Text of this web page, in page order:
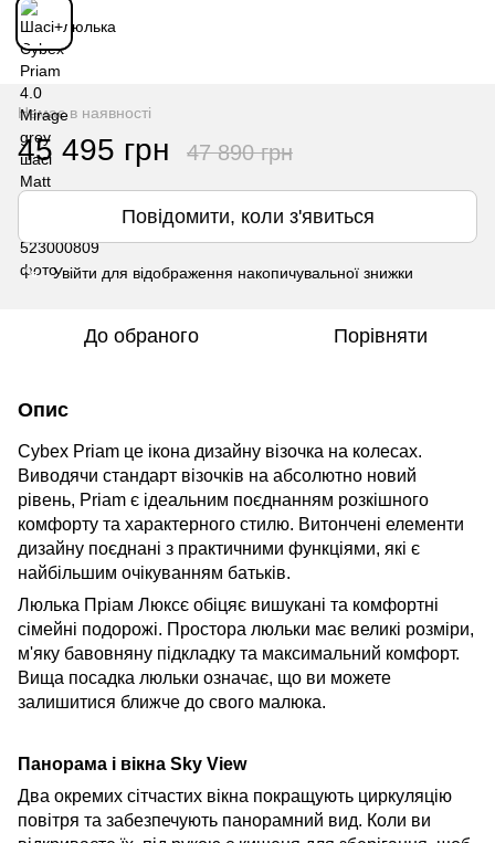
Немає в наявності
45 495 грн 47 890 грн
Повідомити, коли з'явиться
% Увійти для відображення накопичувальної знижки
До обраного Порівняти
Опис
Cybex Priam це ікона дизайну візочка на колесах.
Виводячи стандарт візочків на абсолютно новий
рівень, Priam є ідеальним поєднанням розкішного
комфорту та характерного стилю. Витончені елементи
дизайну поєднані з практичними функціями, які є
найбільшим очікуванням батьків.
Люлька Пріам Люксє обіцяє вишукані та комфортні
сімейні подорожі. Простора люльки має великі розміри,
м'яку бавовняну підкладку та максимальний комфорт.
Вища посадка люльки означає, що ви можете
залишитися ближче до свого малюка.
Панорама і вікна Sky View
Два окремих сітчастих вікна покращують циркуляцію
повітря та забезпечують панорамний вид. Коли ви